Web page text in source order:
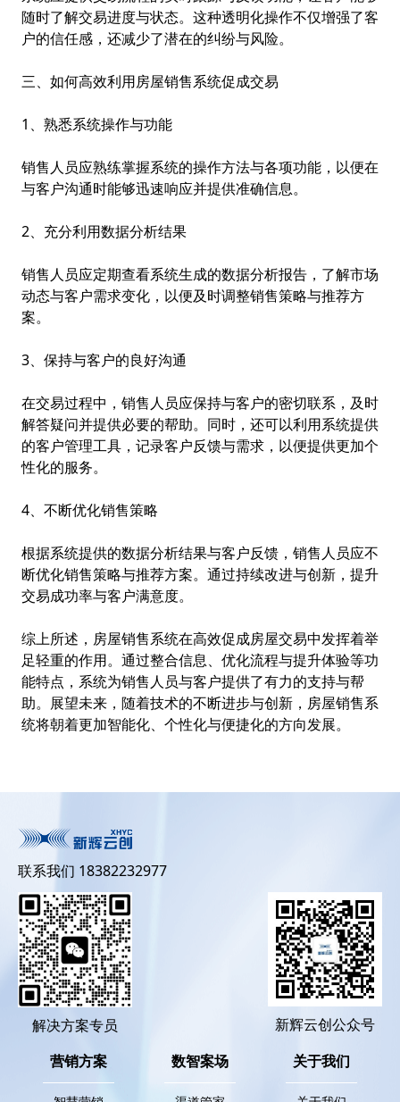
随时了解交易进度与状态。这种透明化操作不仅增强了客
户的信任感，还减少了潜在的纠纷与风险。
三、如何高效利用房屋销售系统促成交易
1、熟悉系统操作与功能
销售人员应熟练掌握系统的操作方法与各项功能，以便在
与客户沟通时能够迅速响应并提供准确信息。
2、充分利用数据分析结果
销售人员应定期查看系统生成的数据分析报告，了解市场
动态与客户需求变化，以便及时调整销售策略与推荐方
案。
3、保持与客户的良好沟通
在交易过程中，销售人员应保持与客户的密切联系，及时
解答疑问并提供必要的帮助。同时，还可以利用系统提供
的客户管理工具，记录客户反馈与需求，以便提供更加个
性化的服务。
4、不断优化销售策略
根据系统提供的数据分析结果与客户反馈，销售人员应不
断优化销售策略与推荐方案。通过持续改进与创新，提升
交易成功率与客户满意度。
综上所述，房屋销售系统在高效促成房屋交易中发挥着举
足轻重的作用。通过整合信息、优化流程与提升体验等功
能特点，系统为销售人员与客户提供了有力的支持与帮
助。展望未来，随着技术的不断进步与创新，房屋销售系
统将朝着更加智能化、个性化与便捷化的方向发展。
联系我们 18382232977
解决方案专员
新辉云创公众号
营销方案
数智案场 关于我们